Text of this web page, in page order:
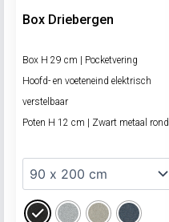
Box Driebergen
Box H 29 cm | Pocketvering
Hoofd- en voeteneind elektrisch
verstelbaar
Poten H 12 cm | Zwart metaal rond